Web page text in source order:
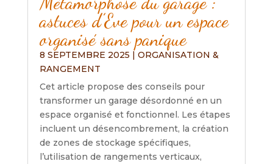
astuces d’Eve pour un espace
organisé sans panique
8 SEPTEMBRE 2025 | ORGANISATION &
RANGEMENT
Cet article propose des conseils pour
transformer un garage désordonné en un
espace organisé et fonctionnel. Les étapes
incluent un désencombrement, la création
de zones de stockage spécifiques,
l’utilisation de rangements verticaux,